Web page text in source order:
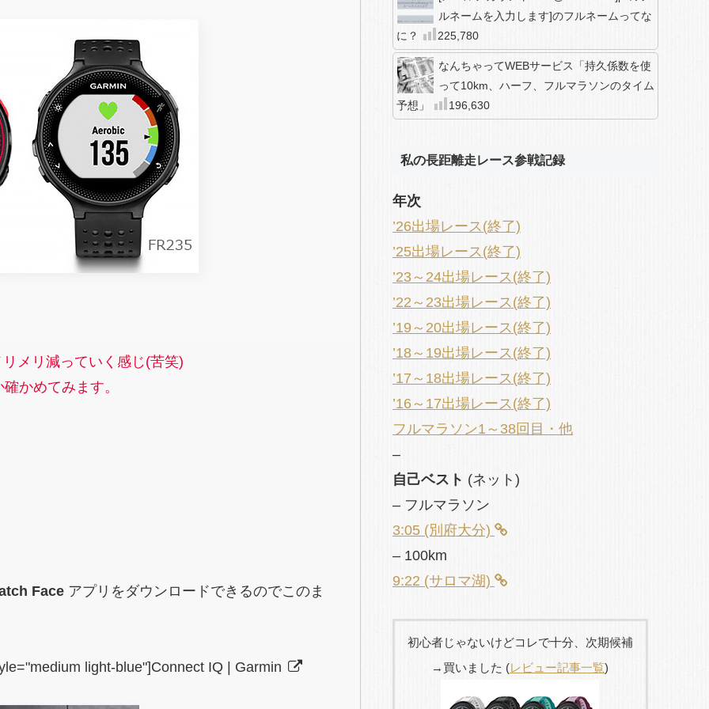
メリ減っていく感じ(苦笑)
かめてみます。
Face アプリをダウンロードできるのでこのま
light-blue"]Connect IQ | Garmin
ルネームを入力します]のフルネームってな
に？
225,780
なんちゃってWEBサービス「持久係数を使
って10km、ハーフ、フルマラソンのタイム
予想」
196,630
私の長距離走レース参戦記録
年次
’26出場レース(終了)
’25出場レース(終了)
’23～24出場レース(終了)
’22～23出場レース(終了)
’19～20出場レース(終了)
’18～19出場レース(終了)
’17～18出場レース(終了)
’16～17出場レース(終了)
フルマラソン1～38回目・他
–
自己ベスト (ネット)
– フルマラソン
3:05 (別府大分)
– 100km
9:22 (サロマ湖)
初心者じゃないけどコレで十分、次期候補
→買いました (レビュー記事一覧)